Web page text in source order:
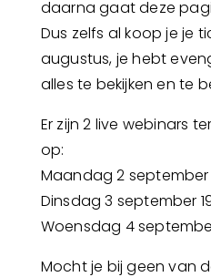
daarna gaat deze
Dus zelfs al koop je je
augustus, je hebt
alles te bekijken en te
Er zijn 2 live webinars
op:
Maandag 2 september
Dinsdag 3 september
Woensdag 4
Mocht je bij geen van